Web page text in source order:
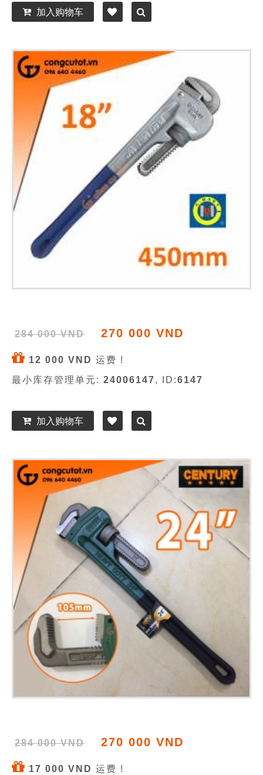
加入购物车
284 000 VND 270 000 VND
12 000 VND 运费 !
最小库存管理单元: 24006147, ID:6147
加入购物车
284 000 VND 270 000 VND
17 000 VND 运费 !